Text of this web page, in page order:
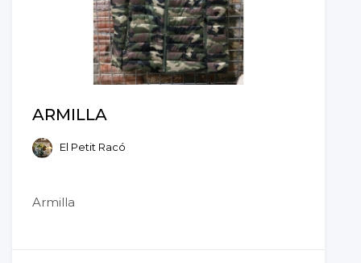
ARMILLA
El Petit Racó
Armilla